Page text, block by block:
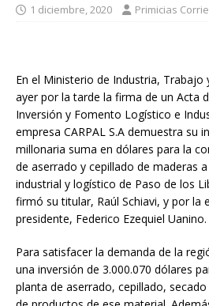
1 diciembre, 2020 Primicias
En el Ministerio de Industria,
ayer por la tarde la firma de un Acta
Inversión y Fomento Logístico e
empresa CARPAL S.A demuestra su
millonaria suma en dólares para la
de aserrado y cepillado de maderas
industrial y logístico de Paso de los
firmó su titular, Raúl Schiavi, y por la
presidente, Federico Ezequiel Uanino.
Para satisfacer la demanda de la
una inversión de 3.000.070 dólares
planta de aserrado, cepillado,